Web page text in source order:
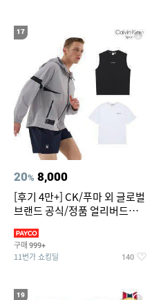
17
20% 8,000
[후기 4만+] CK/푸마 외 글로벌
브랜드 공식/정품 얼리버드
구매 999+
11번가 쇼킹딜 140
19